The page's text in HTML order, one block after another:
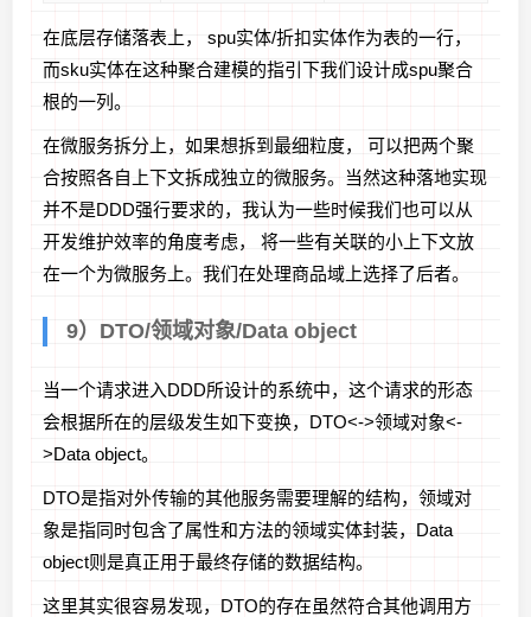
在底层存储落表上， spu实体/折扣实体作为表的一行，
而sku实体在这种聚合建模的指引下我们设计成spu聚合
根的一列。
在微服务拆分上，如果想拆到最细粒度， 可以把两个聚
合按照各自上下文拆成独立的微服务。当然这种落地实现
并不是DDD强行要求的，我认为一些时候我们也可以从
开发维护效率的角度考虑， 将一些有关联的小上下文放
在一个为微服务上。我们在处理商品域上选择了后者。
9）DTO/领域对象/Data object
当一个请求进入DDD所设计的系统中，这个请求的形态
会根据所在的层级发生如下变换，DTO<->领域对象<-
>Data object。
DTO是指对外传输的其他服务需要理解的结构，领域对
象是指同时包含了属性和方法的领域实体封装，Data
object则是真正用于最终存储的数据结构。
这里其实很容易发现，DTO的存在虽然符合其他调用方